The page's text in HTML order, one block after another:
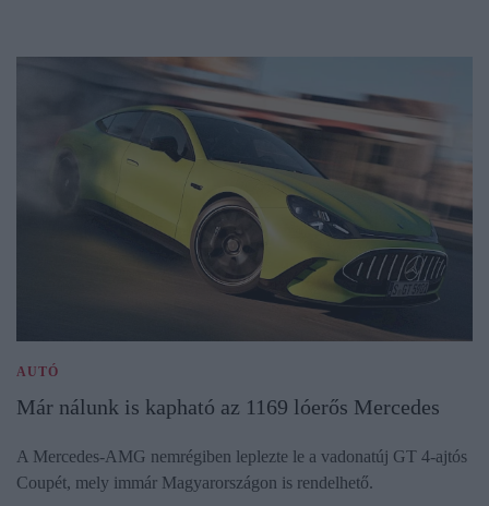
AUTÓ
Már nálunk is kapható az 1169 lóerős Mercedes
A Mercedes-AMG nemrégiben leplezte le a vadonatúj GT 4-ajtós
Coupét, mely immár Magyarországon is rendelhető.